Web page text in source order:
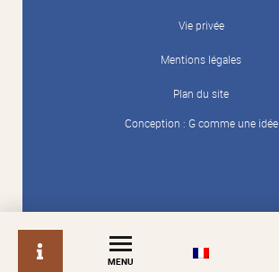
info
MENU
Vie privée
Mentions légales
Plan du site
Conception : G comme une idée